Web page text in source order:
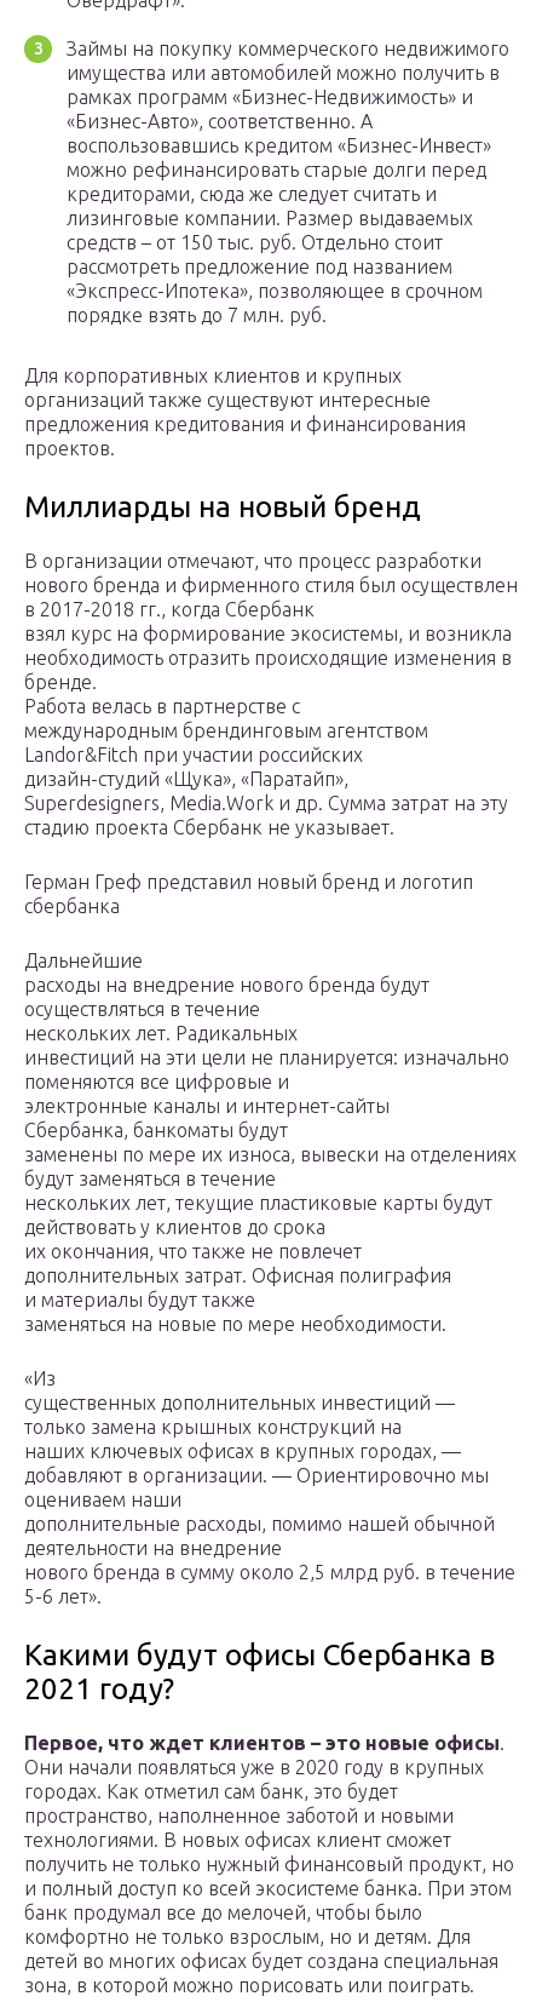
Займы на покупку коммерческого недвижимого
имущества или автомобилей можно получить в
рамках программ «Бизнес-Недвижимость» и
«Бизнес-Авто», соответственно. А
воспользовавшись кредитом «Бизнес-Инвест»
можно рефинансировать старые долги перед
кредиторами, сюда же следует считать и
лизинговые компании. Размер выдаваемых
средств – от 150 тыс. руб. Отдельно стоит
рассмотреть предложение под названием
«Экспресс-Ипотека», позволяющее в срочном
порядке взять до 7 млн. руб.
Для корпоративных клиентов и крупных
организаций также существуют интересные
предложения кредитования и финансирования
проектов.
Миллиарды на новый бренд
В организации отмечают, что процесс разработки
нового бренда и фирменного стиля был осуществлен
в 2017-2018 гг., когда Сбербанк
взял курс на формирование экосистемы, и возникла
необходимость отразить происходящие изменения в
бренде.
Работа велась в партнерстве с
международным брендинговым агентством
Landor&Fitch при участии российских
дизайн-студий «Щука», «Паратайп»,
Superdesigners, Media.Work и др. Сумма затрат на эту
стадию проекта Сбербанк не указывает.
Герман Греф представил новый бренд и логотип
сбербанка
Дальнейшие
расходы на внедрение нового бренда будут
осуществляться в течение
нескольких лет. Радикальных
инвестиций на эти цели не планируется: изначально
поменяются все цифровые и
электронные каналы и интернет-сайты
Сбербанка, банкоматы будут
заменены по мере их износа, вывески на отделениях
будут заменяться в течение
нескольких лет, текущие пластиковые карты будут
действовать у клиентов до срока
их окончания, что также не повлечет
дополнительных затрат. Офисная полиграфия
и материалы будут также
заменяться на новые по мере необходимости.
«Из
существенных дополнительных инвестиций —
только замена крышных конструкций на
наших ключевых офисах в крупных городах, —
добавляют в организации. — Ориентировочно мы
оцениваем наши
дополнительные расходы, помимо нашей обычной
деятельности на внедрение
нового бренда в сумму около 2,5 млрд руб. в течение
5-6 лет».
Какими будут офисы Сбербанка в
2021 году?
Первое, что ждет клиентов – это новые офисы.
Они начали появляться уже в 2020 году в крупных
городах. Как отметил сам банк, это будет
пространство, наполненное заботой и новыми
технологиями. В новых офисах клиент сможет
получить не только нужный финансовый продукт, но
и полный доступ ко всей экосистеме банка. При этом
банк продумал все до мелочей, чтобы было
комфортно не только взрослым, но и детям. Для
детей во многих офисах будет создана специальная
зона, в которой можно порисовать или поиграть.